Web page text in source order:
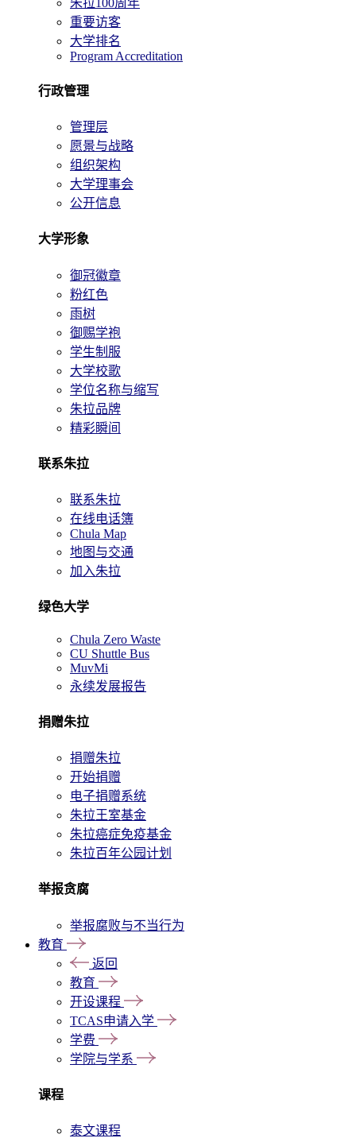
重要访客
大学排名
Program Accreditation
行政管理
管理层
愿景与战略
组织架构
大学理事会
公开信息
大学形象
御冠徽章
粉红色
雨树
御赐学袍
学生制服
大学校歌
学位名称与缩写
朱拉品牌
精彩瞬间
联系朱拉
联系朱拉
在线电话簿
Chula Map
地图与交通
加入朱拉
绿色大学
Chula Zero Waste
CU Shuttle Bus
MuvMi
永续发展报告
捐赠朱拉
捐赠朱拉
开始捐赠
电子捐赠系统
朱拉王室基金
朱拉癌症免疫基金
朱拉百年公园计划
举报贪腐
举报腐败与不当行为
教育
返回
教育
开设课程
TCAS申请入学
学费
学院与学系
课程
泰文课程